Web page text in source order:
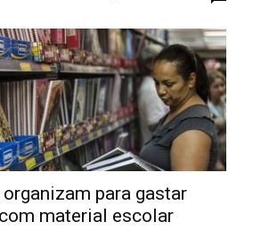
para gastar
material escolar